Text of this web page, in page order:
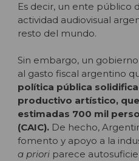
Es decir, un ente público
actividad audiovisual
resto del mundo.
Sin embargo, un
al gasto fiscal argentino
política pública
productivo artístico,
estimadas 700 mil
(CAIC). De hecho,
fomento y apoyo a la
a priori parece